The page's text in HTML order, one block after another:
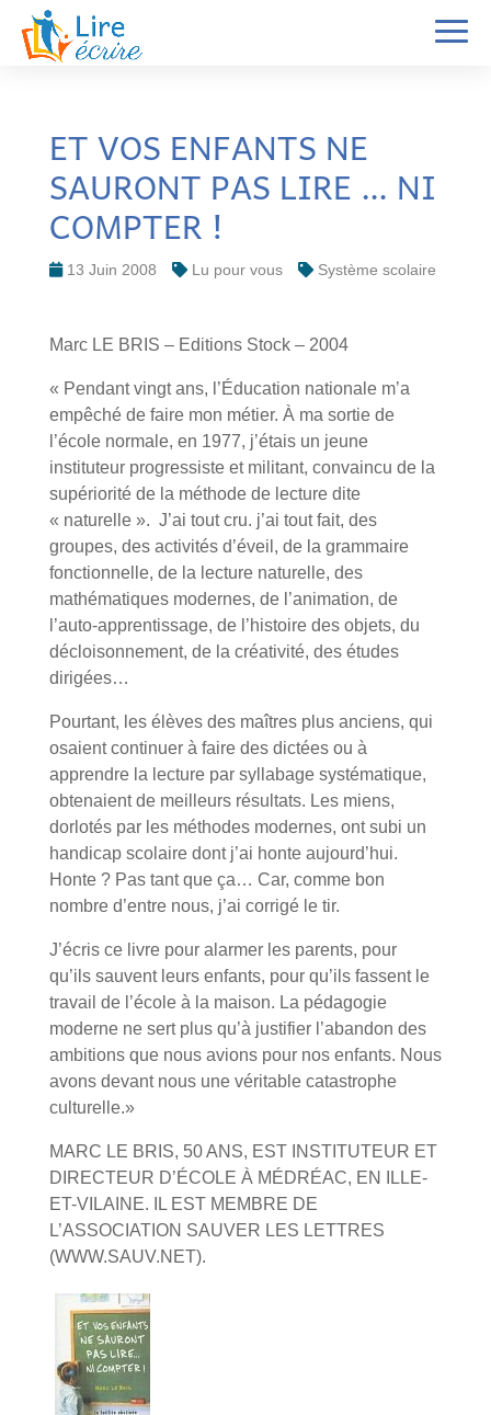
ET VOS ENFANTS NE
SAURONT PAS LIRE … NI
COMPTER !
13 Juin 2008 Lu pour vous Système scolaire
Marc LE BRIS – Editions Stock – 2004
« Pendant vingt ans, l’Éducation nationale m’a
empêché de faire mon métier. À ma sortie de
l’école normale, en 1977, j’étais un jeune
instituteur progressiste et militant, convaincu de la
supériorité de la méthode de lecture dite
« naturelle ». J’ai tout cru. j’ai tout fait, des
groupes, des activités d’éveil, de la grammaire
fonctionnelle, de la lecture naturelle, des
mathématiques modernes, de l’animation, de
l’auto-apprentissage, de l’histoire des objets, du
décloisonnement, de la créativité, des études
dirigées…
Pourtant, les élèves des maîtres plus anciens, qui
osaient continuer à faire des dictées ou à
apprendre la lecture par syllabage systématique,
obtenaient de meilleurs résultats. Les miens,
dorlotés par les méthodes modernes, ont subi un
handicap scolaire dont j’ai honte aujourd’hui.
Honte ? Pas tant que ça… Car, comme bon
nombre d’entre nous, j’ai corrigé le tir.
J’écris ce livre pour alarmer les parents, pour
qu’ils sauvent leurs enfants, pour qu’ils fassent le
travail de l’école à la maison. La pédagogie
moderne ne sert plus qu’à justifier l’abandon des
ambitions que nous avions pour nos enfants. Nous
avons devant nous une véritable catastrophe
culturelle.»
MARC LE BRIS, 50 ANS, EST INSTITUTEUR ET
DIRECTEUR D’ÉCOLE À MÉDRÉAC, EN ILLE-
ET-VILAINE. IL EST MEMBRE DE
L’ASSOCIATION SAUVER LES LETTRES
(WWW.SAUV.NET).